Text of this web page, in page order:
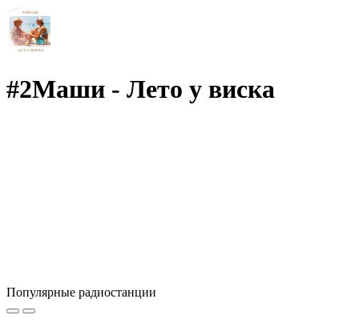
#2Маши - Лето у виска
Популярные радиостанции